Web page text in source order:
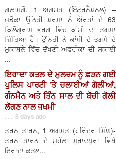
ਗਲਾਸਗੋ, 1 ਅਗਸਤ (ਇੰਟਰਨੈਸ਼ਨਲ) –
ਜੁਡੋਕਾ ਉੱਨਤੀ ਸ਼ਰਮਾ ਨੇ ਔਰਤਾਂ ਦੇ 63
ਕਿਲੋਗ੍ਰਾਮ ਵਰਗ ਵਿੱਚ ਕਾਂਸੀ ਦਾ ਤਗਮਾ
ਜਿੱਤਿਆ ਹੈ। ਉੱਨਤੀ ਨੇ ਕਾਂਸੀ ਦੇ ਤਗਮੇ ਦੇ
ਮੁਕਾਬਲੇ ਵਿੱਚ ਦੱਖਣੀ ਅਫਰੀਕਾ ਦੀ ਸਕਾਈ
...
ਇਰਾਦਾ ਕਤਲ ਦੇ ਮੁਲਜ਼ਮ ਨੂੰ ਫ਼ੜਨ ਗਈ
ਪੁਲਿਸ ਪਾਰਟੀ ’ਤੇ ਚਲਾਈਆਂ ਗੋਲੀਆਂ,
ਗੰਨਮੈਨ ਅਤੇ ਤਿੰਨ ਸਾਲ ਦੀ ਬੱਚੀ ਗੋਲੀ
ਲੱਗਣ ਨਾਲ ਜ਼ਖਮੀ
. . . 8 days ago
ਤਰਨ ਤਾਰਨ, 1 ਅਗਸਤ (ਹਰਿੰਦਰ ਸਿੰਘ)-
ਤਰਨ ਤਾਰਨ ਦੇ ਮੁਹੱਲਾ ਮੁਰਾਦਪੁਰਾ ਵਿਖੇ
ਇਰਾਦਾ ਕਤਲ...